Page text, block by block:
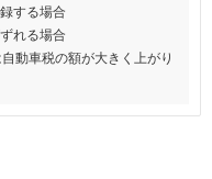
する場合
れる場合
動車税の額が大きく上がり